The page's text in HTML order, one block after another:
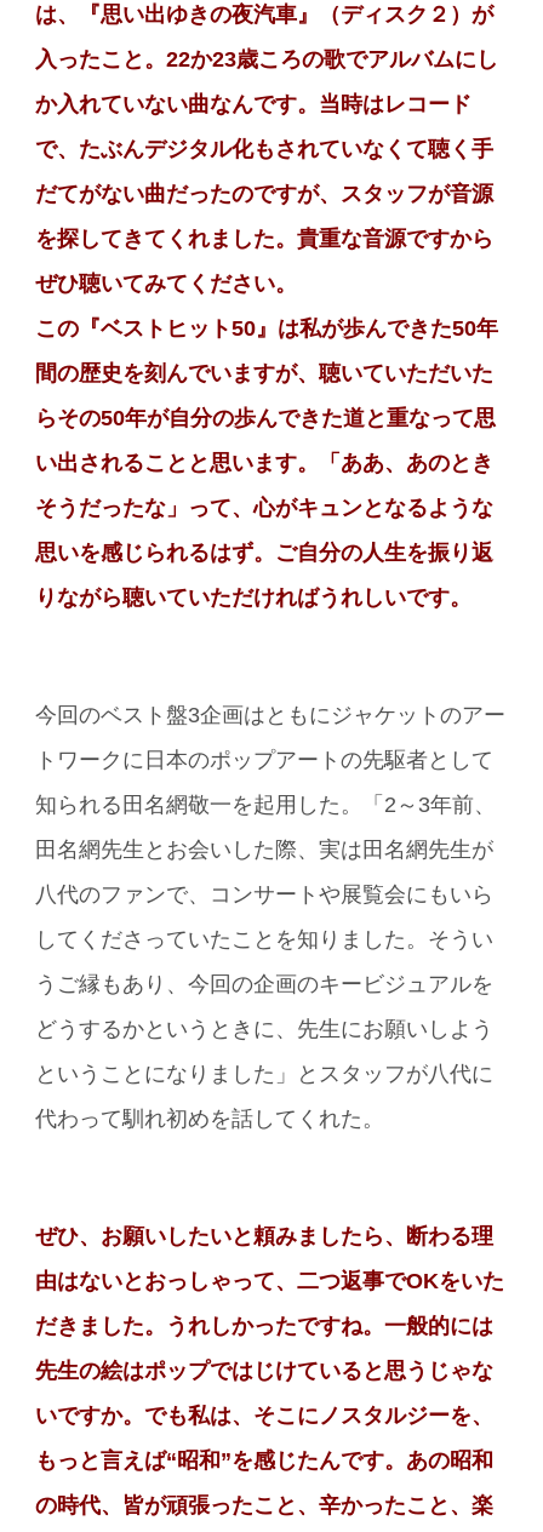
は、『思い出ゆきの夜汽車』（ディスク２）が
入ったこと。22か23歳ころの歌でアルバムにし
か入れていない曲なんです。当時はレコード
で、たぶんデジタル化もされていなくて聴く手
だてがない曲だったのですが、スタッフが音源
を探してきてくれました。貴重な音源ですから
ぜひ聴いてみてください。
この『ベストヒット50』は私が歩んできた50年
間の歴史を刻んでいますが、聴いていただいた
らその50年が自分の歩んできた道と重なって思
い出されることと思います。「ああ、あのとき
そうだったな」って、心がキュンとなるような
思いを感じられるはず。ご自分の人生を振り返
りながら聴いていただければうれしいです。
今回のベスト盤3企画はともにジャケットのアー
トワークに日本のポップアートの先駆者として
知られる田名網敬一を起用した。「2～3年前、
田名網先生とお会いした際、実は田名網先生が
八代のファンで、コンサートや展覧会にもいら
してくださっていたことを知りました。そうい
うご縁もあり、今回の企画のキービジュアルを
どうするかというときに、先生にお願いしよう
ということになりました」とスタッフが八代に
代わって馴れ初めを話してくれた。
ぜひ、お願いしたいと頼みましたら、断わる理
由はないとおっしゃって、二つ返事でOKをいた
だきました。うれしかったですね。一般的には
先生の絵はポップではじけていると思うじゃな
いですか。でも私は、そこにノスタルジーを、
もっと言えば“昭和”を感じたんです。あの昭和
の時代、皆が頑張ったこと、辛かったこと、楽